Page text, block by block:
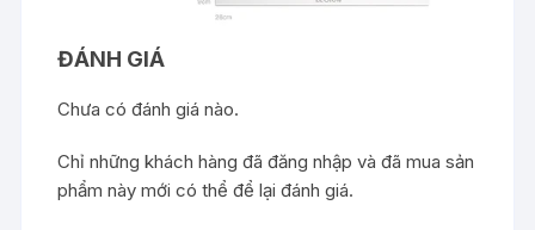
ĐÁNH GIÁ
Chưa có đánh giá nào.
Chỉ những khách hàng đã đăng nhập và đã mua sản
phẩm này mới có thể để lại đánh giá.